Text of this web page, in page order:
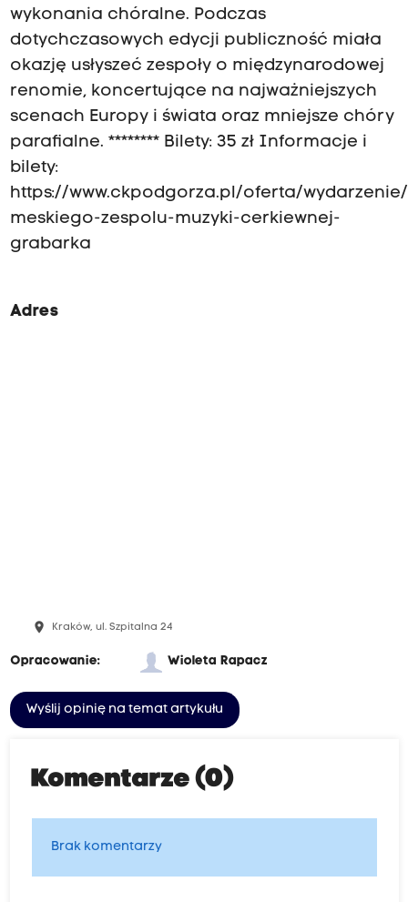
wykonania chóralne. Podczas
dotychczasowych edycji publiczność miała
okazję usłyszeć zespoły o międzynarodowej
renomie, koncertujące na najważniejszych
scenach Europy i świata oraz mniejsze chóry
parafialne. ******** Bilety: 35 zł Informacje i
bilety:
https://www.ckpodgorza.pl/oferta/
meskiego-zespolu-muzyki-cerkiewnej-
grabarka
Adres
place Kraków, ul. Szpitalna 24
Opracowanie: Wioleta Rapacz
Wyślij opinię na temat artykułu
Komentarze (0)
Brak komentarzy